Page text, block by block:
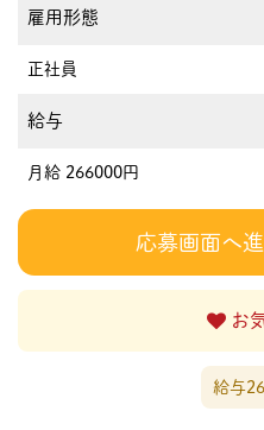
雇用形態
正社員
給与
月給 266000円
応募画面へ
お
給与